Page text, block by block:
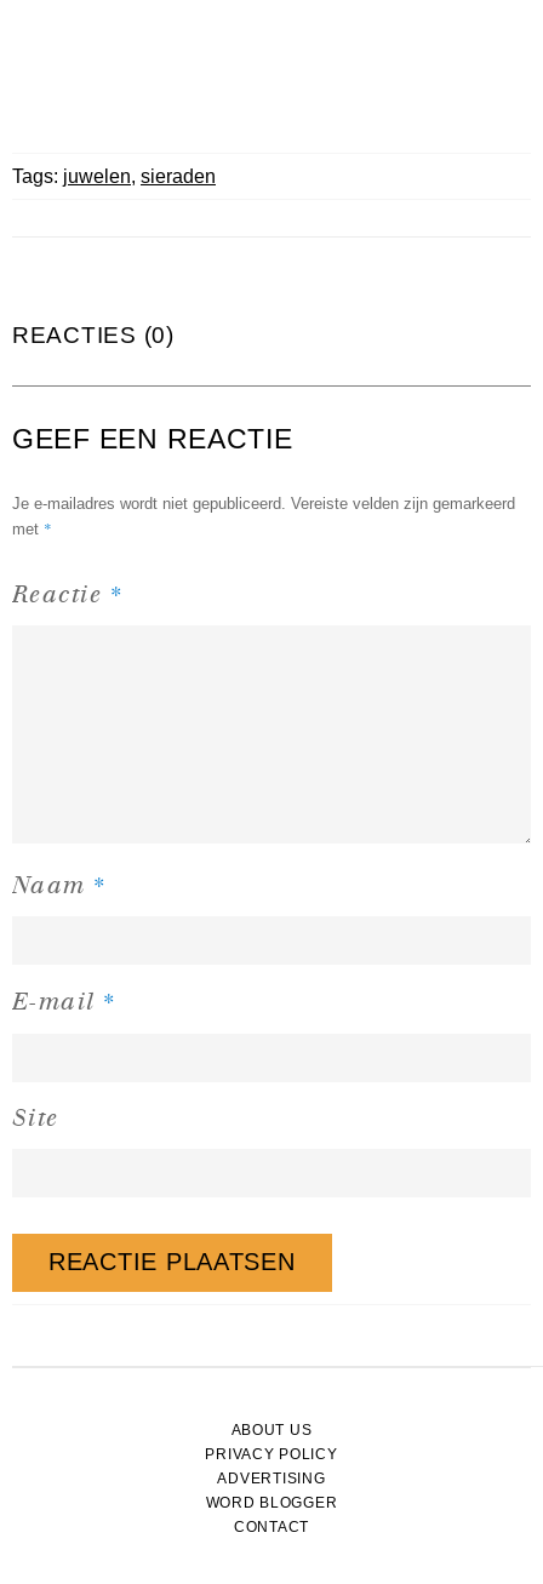
Tags: juwelen, sieraden
REACTIES (0)
GEEF EEN REACTIE
Je e-mailadres wordt niet gepubliceerd. Vereiste velden zijn gemarkeerd
met *
Reactie *
Naam *
E-mail *
Site
ABOUT US
PRIVACY POLICY
ADVERTISING
WORD BLOGGER
CONTACT